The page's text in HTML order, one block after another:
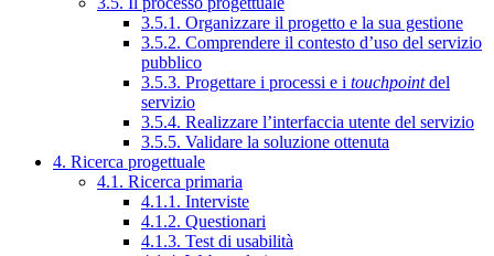
3.5.1. Organizzare il progetto e la sua gestione
3.5.2. Comprendere il contesto d’uso del servizio
pubblico
3.5.3. Progettare i processi e i touchpointdel
servizio
3.5.4. Realizzare l’interfaccia utente del servizio
3.5.5. Validare la soluzione ottenuta
4. Ricerca progettuale
4.1. Ricerca primaria
4.1.1. Interviste
4.1.2. Questionari
4.1.3. Test di usabilità